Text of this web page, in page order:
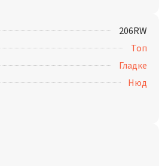
206RW
Топ
Гладке
Нюд